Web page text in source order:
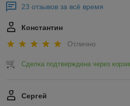
23 отзывов за всё время
Константин
Отлично
Сделка подтверждена через
Сергей